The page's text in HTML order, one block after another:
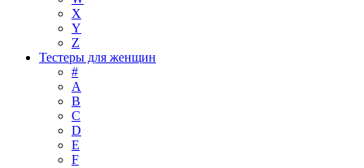
X
Y
Z
Тестеры для женщин
#
A
B
C
D
E
F